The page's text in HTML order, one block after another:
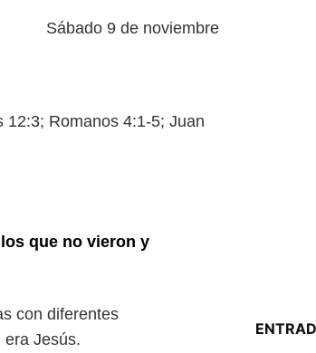
Sábado 9 de noviembre
12:3; Romanos 4:1-5; Juan
que no vieron y
con diferentes
era Jesús.